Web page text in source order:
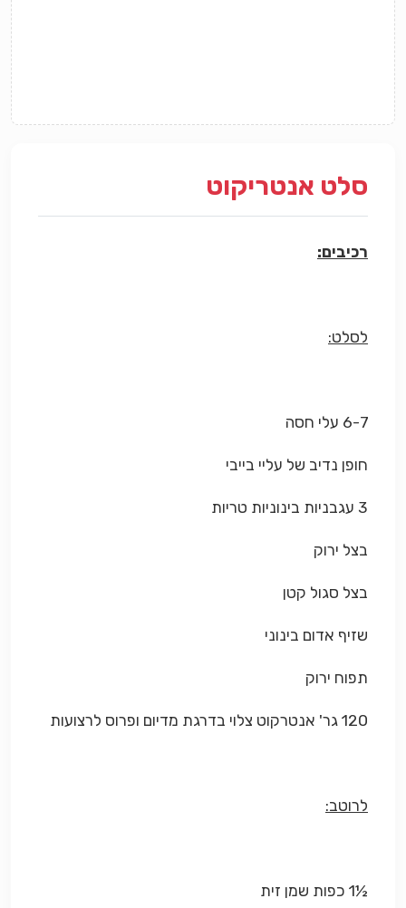
סלט אנטריקוט
רכיבים:
לסלט:
6-7 עלי חסה
חופן נדיב של עליי בייבי
3 עגבניות בינוניות טריות
בצל ירוק
בצל סגול קטן
שזיף אדום בינוני
תפוח ירוק
120 גר' אנטרקוט צלוי בדרגת מדיום ופרוס לרצועות
לרוטב:
½1 כפות שמן זית